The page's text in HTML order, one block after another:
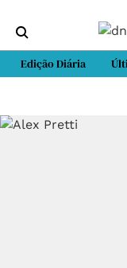
Edição Diária